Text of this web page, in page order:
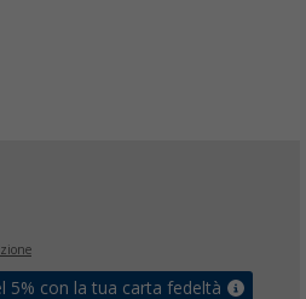
5% con la tua carta fedeltà